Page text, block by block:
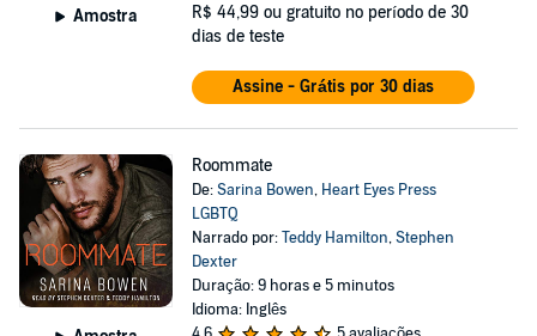
Amostra R$ 44,99 ou gratuito no período de 30
dias de teste
Assine - Grátis por 30 dias
Roommate
De:Sarina Bowen, Heart Eyes Press
LGBTQ
Narrado por:Teddy Hamilton,Stephen
Dexter
Duração: 9 horas e 5 minutos
Idioma: Inglês